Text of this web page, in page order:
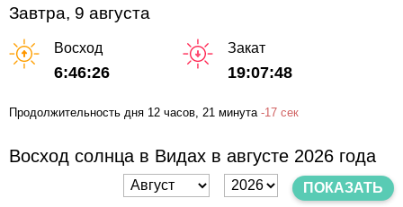
Завтра, 9 августа
Восход
6:46:26
Закат
19:07:48
Продолжительность дня 12 часов, 21 минута-17 сек
Восход солнца в Видах в августе 2026 года
ПОКАЗАТЬ